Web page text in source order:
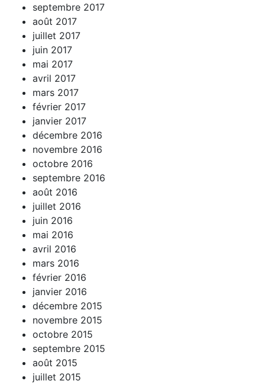
septembre 2017
août 2017
juillet 2017
juin 2017
mai 2017
avril 2017
mars 2017
février 2017
janvier 2017
décembre 2016
novembre 2016
octobre 2016
septembre 2016
août 2016
juillet 2016
juin 2016
mai 2016
avril 2016
mars 2016
février 2016
janvier 2016
décembre 2015
novembre 2015
octobre 2015
septembre 2015
août 2015
juillet 2015